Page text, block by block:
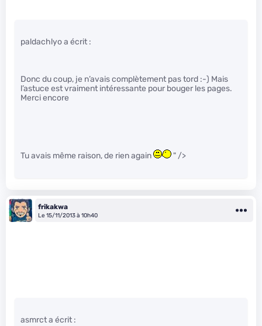
paldachlyo a écrit :
Donc du coup, je n’avais complètement pas tord :-) Mais
l’astuce est vraiment intéressante pour bouger les pages.
Merci encore
Tu avais même raison, de rien again " />
frikakwa
Le 15/11/2013 à 10h40
asmrct a écrit :